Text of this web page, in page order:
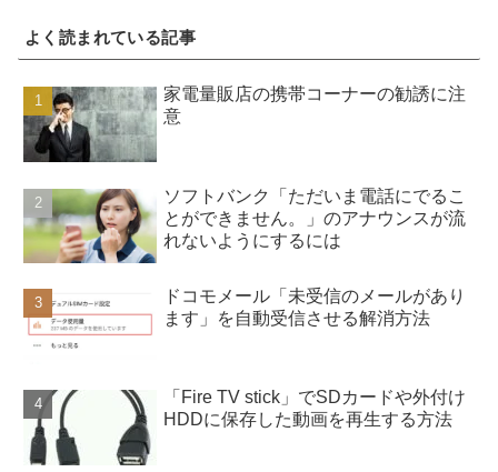
よく読まれている記事
家電量販店の携帯コーナーの勧誘に注
意
ソフトバンク「ただいま電話にでるこ
とができません。」のアナウンスが流
れないようにするには
ドコモメール「未受信のメールがあり
ます」を自動受信させる解消方法
「Fire TV stick」でSDカードや外付け
HDDに保存した動画を再生する方法